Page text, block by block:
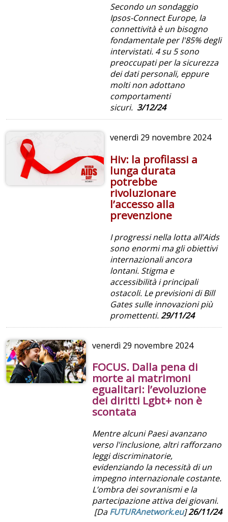
Secondo un sondaggio
Ipsos-Connect Europe, la
connettività è un bisogno
fondamentale per l'85% degli
intervistati. 4 su 5 sono
preoccupati per la sicurezza
dei dati personali, eppure
molti non adottano
comportamenti
sicuri. 3/12/24
venerdì 29 novembre 2024
Hiv: la profilassi a
lunga durata
potrebbe
rivoluzionare
l’accesso alla
prevenzione
I progressi nella lotta all’Aids
sono enormi ma gli obiettivi
internazionali ancora
lontani. Stigma e
accessibilità i principali
ostacoli. Le previsioni di Bill
Gates sulle innovazioni più
promettenti.29/11/24
venerdì 29 novembre 2024
FOCUS. Dalla pena di
morte ai matrimoni
egualitari: l’evoluzione
dei diritti Lgbt+ non è
scontata
Mentre alcuni Paesi avanzano
verso l'inclusione, altri rafforzano
leggi discriminatorie,
evidenziando la necessità di un
impegno internazionale costante.
L’ombra dei sovranismi e la
partecipazione attiva dei giovani.
[DaFUTURAnetwork.eu]26/11/24